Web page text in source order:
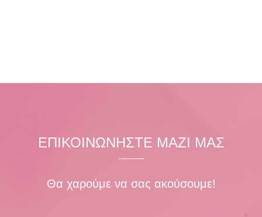
ΕΠΙΚΟΙΝΩΝΗΣΤΕ ΜΑΖΙ ΜΑΣ
Θα χαρούμε να σας ακούσουμε!